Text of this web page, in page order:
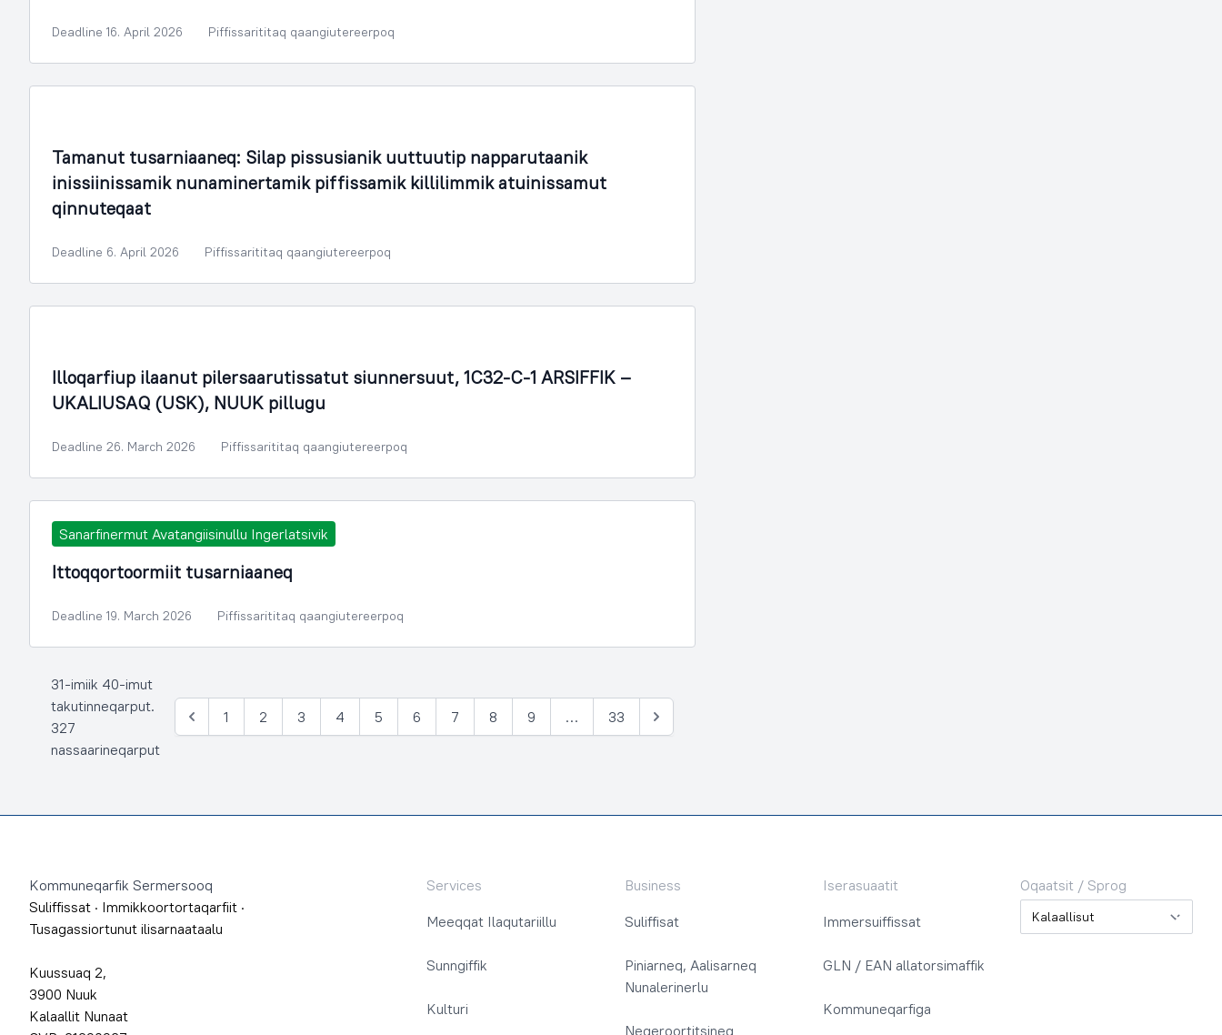
Deadline 16. April 2026 Piffissarititaq qaangiutereerpoq
Tamanut tusarniaaneq: Silap pissusianik uuttuutip napparutaanik
inissiinissamik nunaminertamik piffissamik killilimmik atuinissamut
qinnuteqaat
Deadline 6. April 2026 Piffissarititaq qaangiutereerpoq
Illoqarfiup ilaanut pilersaarutissatut siunnersuut, 1C32-C-1 ARSIFFIK –
UKALIUSAQ (USK), NUUK pillugu
Deadline 26. March 2026 Piffissarititaq qaangiutereerpoq
Sanarfinermut Avatangiisinullu Ingerlatsivik
Ittoqqortoormiit tusarniaaneq
Deadline 19. March 2026 Piffissarititaq qaangiutereerpoq
31-imiik 40-imut
takutinneqarput.
327
nassaarineqarput
Siulia
1 2 3 4 5 6 7 8 9 … 33
Tullia
Kommuneqarfik Sermersooq
Suliffissat · Immikkoortortaqarfiit ·
Tusagassiortunut ilisarnaataalu
Kuussuaq 2,
3900 Nuuk
Kalaallit Nunaat
Services
Meeqqat Ilaqutariillu
Sunngiffik
Kulturi
Business
Suliffisat
Piniarneq, Aalisarneq
Nunalerinerlu
Neqeroortitsineq
Iserasuaatit
Immersuiffissat
GLN / EAN allatorsimaffik
Kommuneqarfiga
Oqaatsit / Sprog
Oqaatsit / Sprog